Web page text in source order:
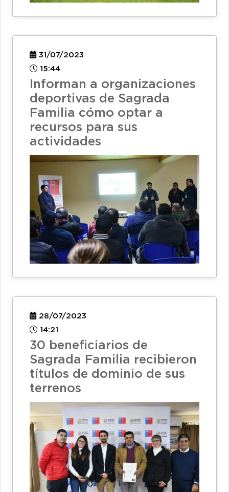
31/07/2023
15:44
Informan a organizaciones
deportivas de Sagrada
Familia cómo optar a
recursos para sus
actividades
28/07/2023
14:21
30 beneficiarios de
Sagrada Familia recibieron
títulos de dominio de sus
terrenos